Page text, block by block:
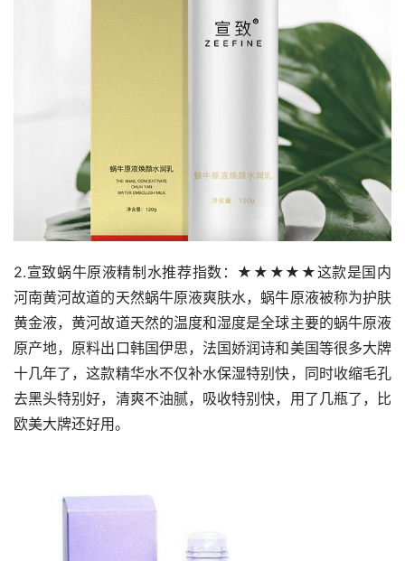
2.宣致蜗牛原液精制水推荐指数：★★★★★这款是国内
河南黄河故道的天然蜗牛原液爽肤水，蜗牛原液被称为护肤
黄金液，黄河故道天然的温度和湿度是全球主要的蜗牛原液
原产地，原料出口韩国伊思，法国娇润诗和美国等很多大牌
十几年了，这款精华水不仅补水保湿特别快，同时收缩毛孔
去黑头特别好，清爽不油腻，吸收特别快，用了几瓶了，比
欧美大牌还好用。